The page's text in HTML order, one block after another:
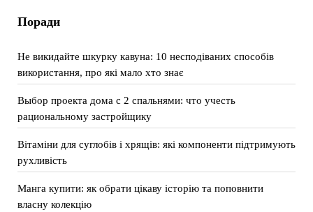
Поради
Не викидайте шкурку кавуна: 10 несподіваних способів
використання, про які мало хто знає
Выбор проекта дома с 2 спальнями: что учесть
рациональному застройщику
Вітаміни для суглобів і хрящів: які компоненти підтримують
рухливість
Манга купити: як обрати цікаву історію та поповнити
власну колекцію